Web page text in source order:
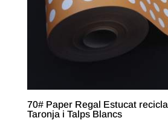
70# Paper Regal Estucat
Taronja i Talps Blancs